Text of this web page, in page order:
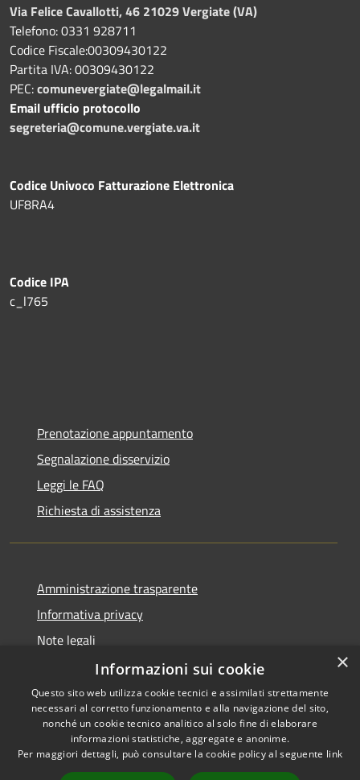
Via Felice Cavallotti, 46 21029 Vergiate (VA)
Telefono: 0331 928711
Codice Fiscale:00309430122
Partita IVA: 00309430122
PEC:comunevergiate@legalmail.it
Email ufficio protocollo
segreteria@comune.vergiate.va.it
Codice Univoco Fatturazione Elettronica
UF8RA4
Codice IPA
c_l765
Prenotazione appuntamento
Segnalazione disservizio
Leggi le FAQ
Richiesta di assistenza
Amministrazione trasparente
Informativa privacy
Note legali
Dichiarazione di accessibilità
RSS
Accessibilità
Copyright © 2026 • Comune di
Vergiate • Powered by
×
Informazioni sui cookie
Questo sito web utilizza cookie tecnici e assimilati strettamente
necessari al corretto funzionamento e alla navigazione del sito,
nonché un cookie tecnico analitico al solo fine di elaborare
informazioni statistiche, aggregate e anonime.
Per maggiori dettagli, può consultare la cookie policy al seguente link